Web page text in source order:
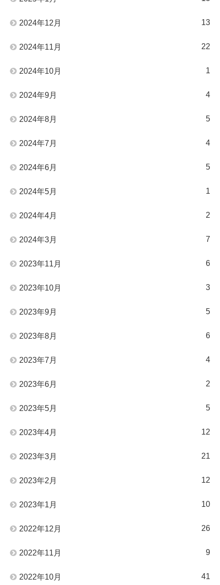
2024年12月 13
2024年11月 22
2024年10月 1
2024年9月 4
2024年8月 5
2024年7月 4
2024年6月 5
2024年5月 1
2024年4月 2
2024年3月 7
2023年11月 6
2023年10月 3
2023年9月 5
2023年8月 6
2023年7月 4
2023年6月 2
2023年5月 5
2023年4月 12
2023年3月 21
2023年2月 12
2023年1月 10
2022年12月 26
2022年11月 9
2022年10月 41